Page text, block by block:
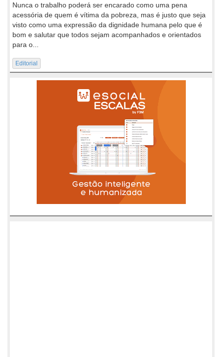
Nunca o trabalho poderá ser encarado como uma pena
acessória de quem é vítima da pobreza, mas é justo que seja
visto como uma expressão da dignidade humana pelo que é
bom e salutar que todos sejam acompanhados e orientados
para o...
Editorial